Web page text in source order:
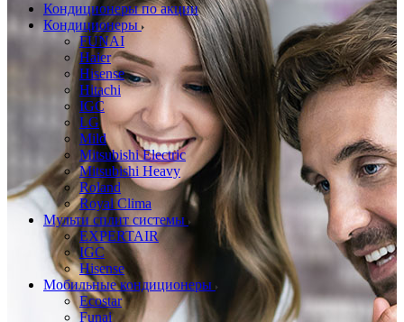
Кондиционеры по акции
Кондиционеры
FUNAI
Haier
Hisense
Hitachi
IGC
LG
Mild
Mitsubishi Electric
Mitsubishi Heavy
Roland
Royal Clima
Мульти сплит системы
EXPERTAIR
IGC
Hisense
Мобильные кондиционеры
Ecostar
Funai